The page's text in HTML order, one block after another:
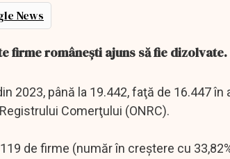
News
firme românești ajuns să fie dizolvate.
2023, până la 19.442, faţă de 16.447 în
Comerţului (ONRC).
de firme (număr în creştere cu